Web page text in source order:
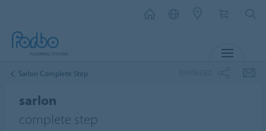
Sarlon Complete Step
sarlon
complete step